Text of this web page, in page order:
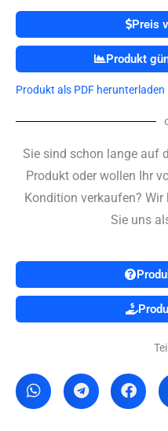
Preis
Produkt
Produkt als PDF herunterladen
Sie sind schon lange auf
Produkt oder wollen Ihr
Kondition verkaufen? Wir
Sie uns